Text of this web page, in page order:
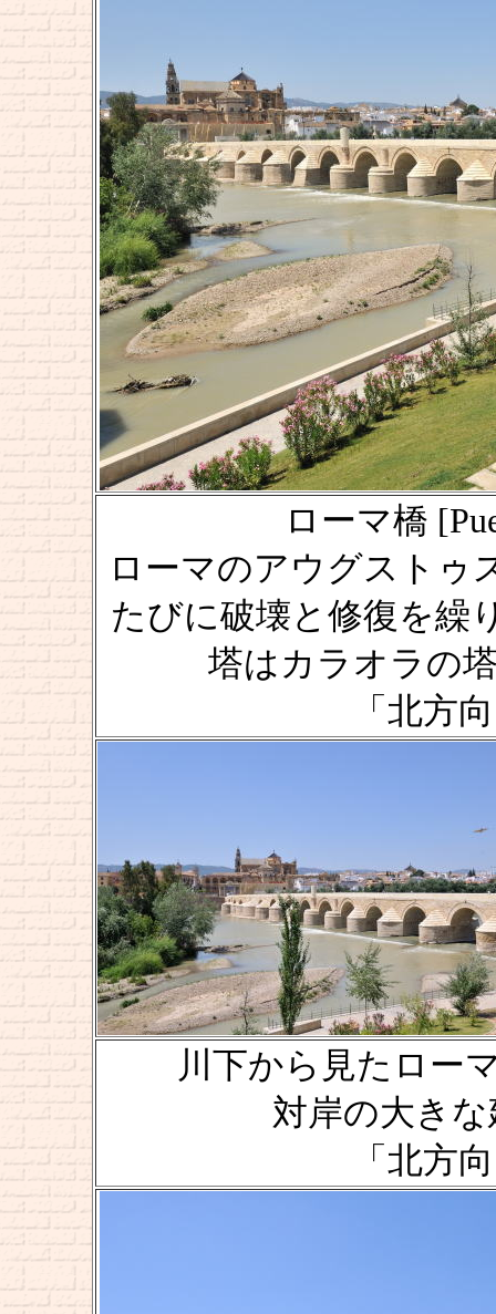
ローマ橋
ローマのアウグストゥ
たびに破壊と修復を
塔はカラオラの塔
「北方
川下から見たロー
対岸の大き
「北方